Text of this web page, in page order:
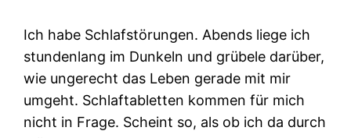
Ich habe Schlafstörungen. Abends liege ich
stundenlang im Dunkeln und grübele darüber,
wie ungerecht das Leben gerade mit mir
umgeht. Schlaftabletten kommen für mich
nicht in Frage. Scheint so, als ob ich da durch